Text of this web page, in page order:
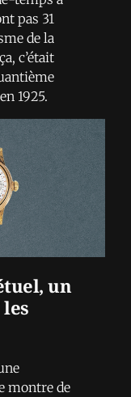
pas 31
de la
c’était
en 1925.
un
montre de